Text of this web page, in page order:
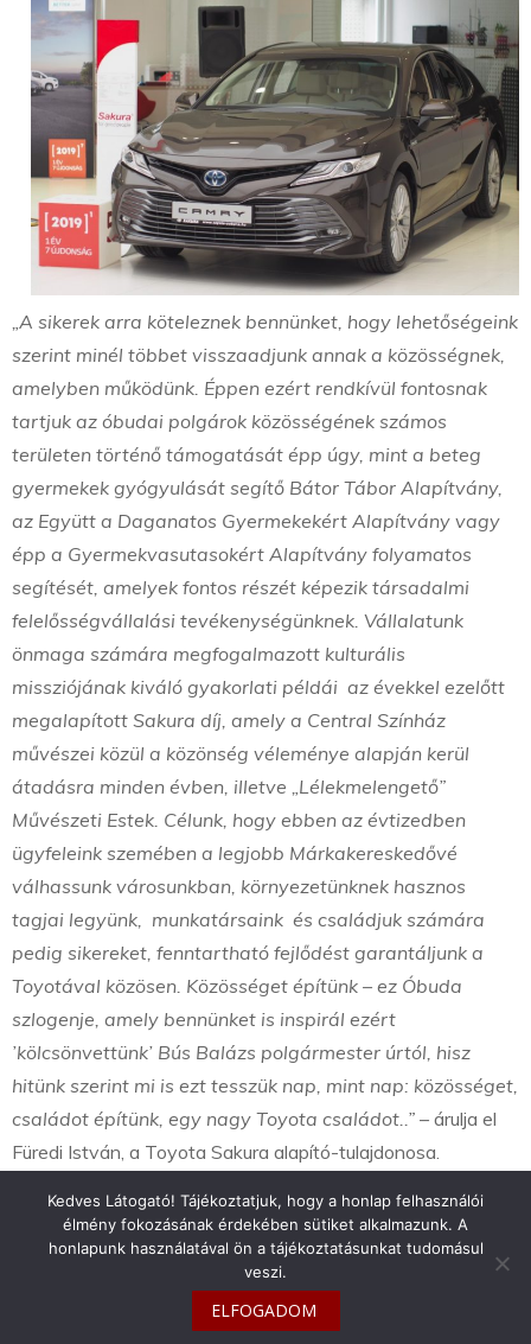
„A sikerek arra köteleznek bennünket, hogy lehetőségeink
szerint minél többet visszaadjunk annak a közösségnek,
amelyben működünk. Éppen ezért rendkívül fontosnak
tartjuk az óbudai polgárok közösségének számos
területen történő támogatását épp úgy, mint a beteg
gyermekek gyógyulását segítő Bátor Tábor Alapítvány,
az Együtt a Daganatos Gyermekekért Alapítvány vagy
épp a Gyermekvasutasokért Alapítvány folyamatos
segítését, amelyek fontos részét képezik társadalmi
felelősségvállalási tevékenységünknek. Vállalatunk
önmaga számára megfogalmazott kulturális
missziójának kiváló gyakorlati példái az évekkel ezelőtt
megalapított Sakura díj, amely a Central Színház
művészei közül a közönség véleménye alapján kerül
átadásra minden évben, illetve „Lélekmelengető”
Művészeti Estek. Célunk, hogy ebben az évtizedben
ügyfeleink szemében a legjobb Márkakereskedővé
válhassunk városunkban, környezetünknek hasznos
tagjai legyünk, munkatársaink és családjuk számára
pedig sikereket, fenntartható fejlődést garantáljunk a
Toyotával közösen. Közösséget építünk – ez Óbuda
szlogenje, amely bennünket is inspirál ezért
’kölcsönvettünk’ Bús Balázs polgármester úrtól, hisz
hitünk szerint mi is ezt tesszük nap, mint nap: közösséget,
családot építünk, egy nagy Toyota családot..” – árulja el
Füredi István, a Toyota Sakura alapító-tulajdonosa.
info@toyotaclub.hu
Copyright © 2026Toyota Klub Magyarország
Kedves Látogató! Tájékoztatjuk, hogy a honlap felhasználói
élmény fokozásának érdekében sütiket alkalmazunk. A
honlapunk használatával ön a tájékoztatásunkat tudomásul
veszi.
ELFOGADOM